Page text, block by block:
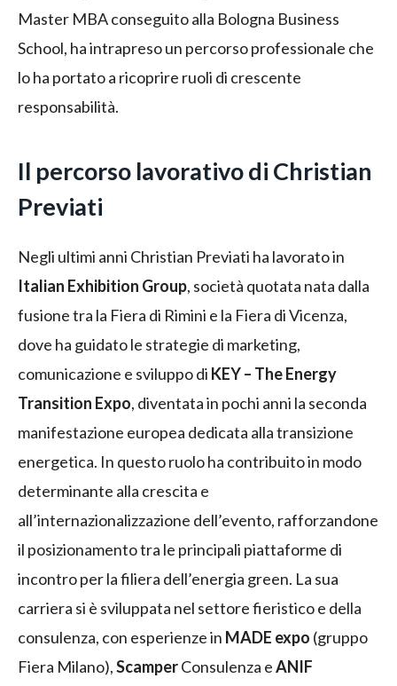
Master MBA conseguito alla Bologna Business
School, ha intrapreso un percorso professionale che
lo ha portato a ricoprire ruoli di crescente
responsabilità.
Il percorso lavorativo di Christian
Previati
Negli ultimi anni Christian Previati ha lavorato in
Italian Exhibition Group, società quotata nata dalla
fusione tra la Fiera di Rimini e la Fiera di Vicenza,
dove ha guidato le strategie di marketing,
comunicazione e sviluppo di KEY – The Energy
Transition Expo, diventata in pochi anni la seconda
manifestazione europea dedicata alla transizione
energetica. In questo ruolo ha contribuito in modo
determinante alla crescita e
all’internazionalizzazione dell’evento, rafforzandone
il posizionamento tra le principali piattaforme di
incontro per la filiera dell’energia green. La sua
carriera si è sviluppata nel settore fieristico e della
consulenza, con esperienze in MADE expo (gruppo
Fiera Milano),ScamperConsulenza eANIF